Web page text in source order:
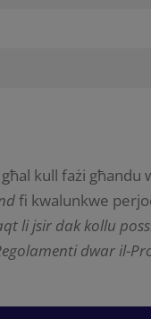
kull fażi għandu
fi kwalunkwe
li jsir dak kollu
dwar il-